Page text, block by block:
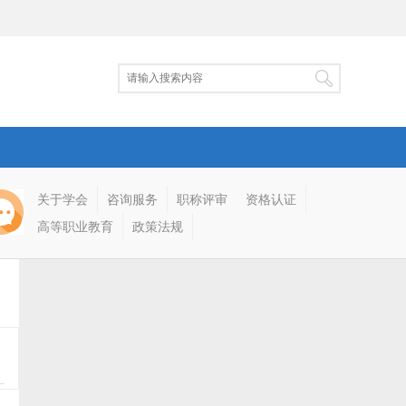
关于学会 咨询服务 职称评审
资格认证
高等职业教育
政策法规